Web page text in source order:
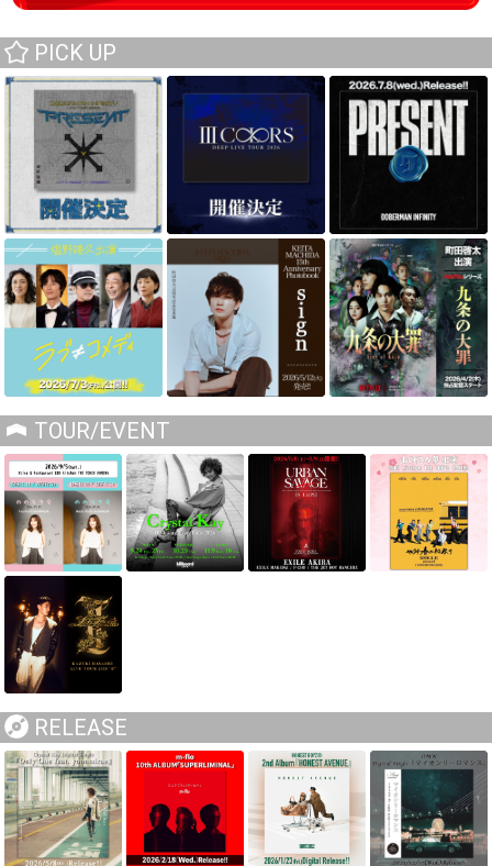
PICK UP
TOUR/EVENT
RELEASE